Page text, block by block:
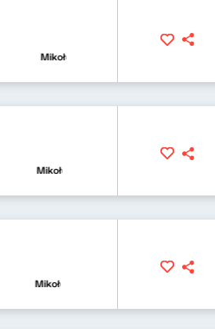
Mikołaj Tyczyński, Klaudia Kowalczyk,
Mikołaj Tyczyński, Klaudia Kowalczyk,
Mikołaj Tyczyński, Klaudia Kowalczyk,